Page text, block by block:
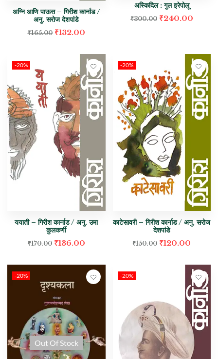
अग्नि आणि पाऊस – गिरीश कार्नाड /
अनु. सरोज देशपांडे
₹165.00 ₹132.00
अस्किदिल : गुल इरेपोलू
₹300.00 ₹240.00
-20%
ययाती – गिरीश कार्नाड / अनु. उमा
कुलकर्णी
₹170.00 ₹136.00
-20%
काटेसावरी – गिरीश कार्नाड / अनु. सरोज
देशपांडे
₹150.00 ₹120.00
-20%
Out Of Stock
-20%